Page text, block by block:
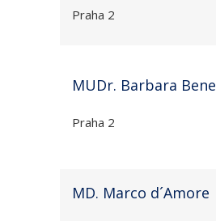
Praha 2
MUDr. Barbara
Praha 2
MD. Marco d´Amore